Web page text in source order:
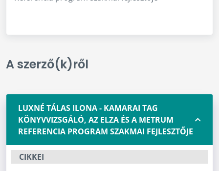
A szerző(k)ről
LUXNÉ TÁLAS ILONA - KAMARAI TAG
KÖNYVVIZSGÁLÓ, AZ ELZA ÉS A METRUM
REFERENCIA PROGRAM SZAKMAI FEJLESZTŐJE
CIKKEI